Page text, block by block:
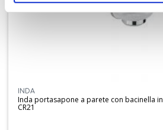
INDA
Inda portasapone a parete con bacinella
CR21